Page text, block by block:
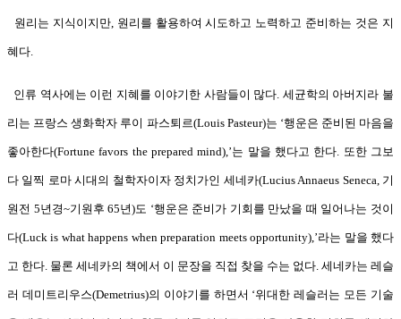
원리는 지식이지만, 원리를 활용하여 시도하고 노력하고 준비하는 것은 지
혜다.
인류 역사에는 이런 지혜를 이야기한 사람들이 많다. 세균학의 아버지라 불
리는 프랑스 생화학자 루이 파스퇴르(Louis Pasteur)는 ‘행운은 준비된 마음을
좋아한다(Fortune favors the prepared mind),’는 말을 했다고 한다. 또한 그보
다 일찍 로마 시대의 철학자이자 정치가인 세네카(Lucius Annaeus Seneca, 기
원전 5년경~기원후 65년)도 ‘행운은 준비가 기회를 만났을 때 일어나는 것이
다(Luck is what happens when preparation meets opportunity),’라는 말을 했다
고 한다. 물론 세네카의 책에서 이 문장을 직접 찾을 수는 없다. 세네카는 레슬
러 데미트리우스(Demetrius)의 이야기를 하면서 ‘위대한 레슬러는 모든 기술